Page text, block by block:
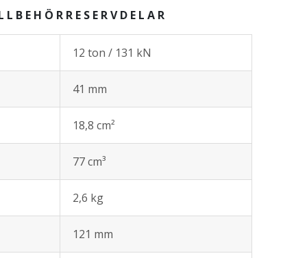
RESERVDELAR
12 ton / 131 kN
41 mm
18,8 cm²
77 cm³
2,6 kg
121 mm